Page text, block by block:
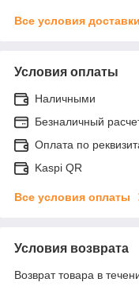
Все условия доставки
Условия оплаты
Наличными
Безналичный
Оплата по
Kaspi QR
Все условия оплаты
Условия возврата
Возврат товара в